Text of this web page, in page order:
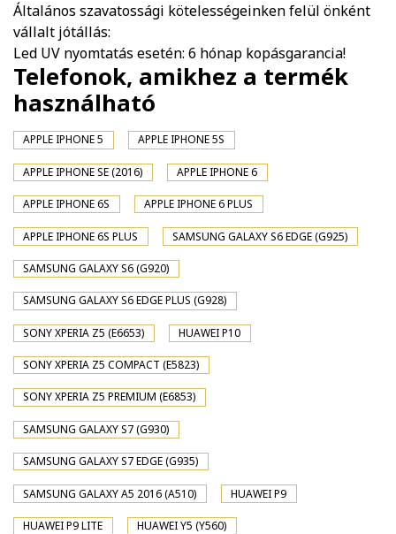
Általános szavatossági kötelességeinken felül önként
vállalt jótállás:
Led UV nyomtatás esetén: 6 hónap kopásgarancia!
Telefonok, amikhez a termék
használható
APPLE IPHONE 5 APPLE IPHONE 5S
APPLE IPHONE SE (2016) APPLE IPHONE 6
APPLE IPHONE 6S APPLE IPHONE 6 PLUS
APPLE IPHONE 6S PLUS SAMSUNG GALAXY S6 EDGE (G925)
SAMSUNG GALAXY S6 (G920)
SAMSUNG GALAXY S6 EDGE PLUS (G928)
SONY XPERIA Z5 (E6653) HUAWEI P10
SONY XPERIA Z5 COMPACT (E5823)
SONY XPERIA Z5 PREMIUM (E6853)
SAMSUNG GALAXY S7 (G930)
SAMSUNG GALAXY S7 EDGE (G935)
SAMSUNG GALAXY A5 2016 (A510) HUAWEI P9
HUAWEI P9 LITE HUAWEI Y5 (Y560)